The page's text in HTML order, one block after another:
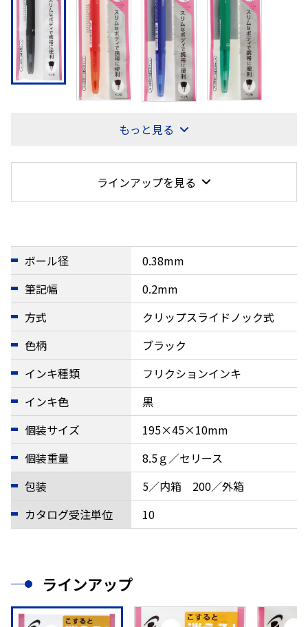
もっと見る
ラインアップを見る
ボール径
0.38mm
筆記幅
0.2mm
方式
クリップスライドノック式
色柄
ブラック
インキ種類
フリクションインキ
インキ色
黒
個装サイズ
195×45×10mm
個装重量
8.5ｇ／セリース
包装
5／内箱 200／外箱
カタログ受注単位
10
ラインアップ